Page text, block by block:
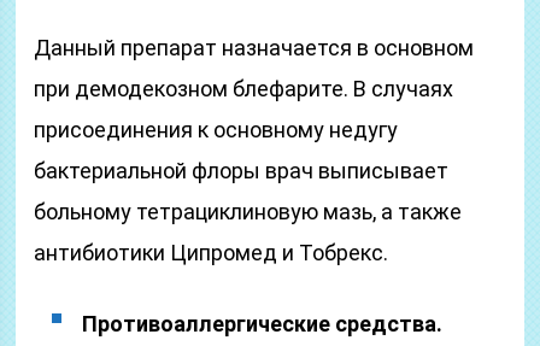
Данный препарат назначается в основном
при демодекозном блефарите. В случаях
присоединения к основному недугу
бактериальной флоры врач выписывает
больному тетрациклиновую мазь, а также
антибиотики Ципромед и Тобрекс.
Противоаллергические средства.